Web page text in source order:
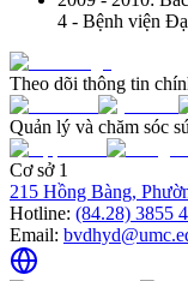
4 - Bệnh viện
Theo dõi thông tin
Quản lý và chăm sóc
Cơ sở 1
215 Hồng Bàng,
Hotline: (84.28) 3855
Email: